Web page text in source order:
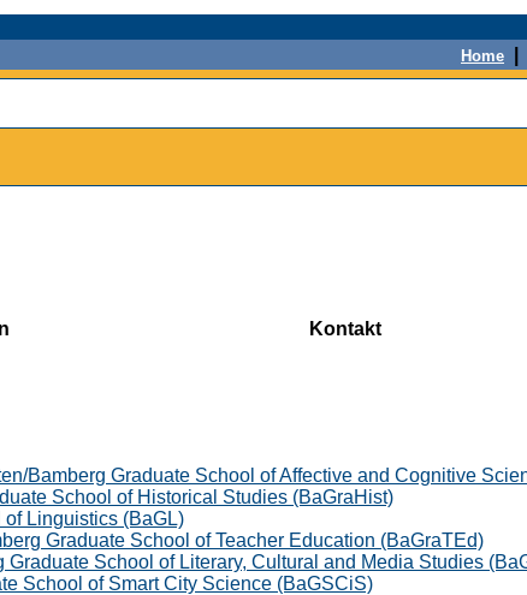
Home
Kontakt
Bamberg Graduate School of Affective and Cognitive
School of Historical Studies (BaGraHist)
Linguistics (BaGL)
Graduate School of Teacher Education (BaGraTEd)
School of Literary, Cultural and Media Studies
School of Smart City Science (BaGSCiS)